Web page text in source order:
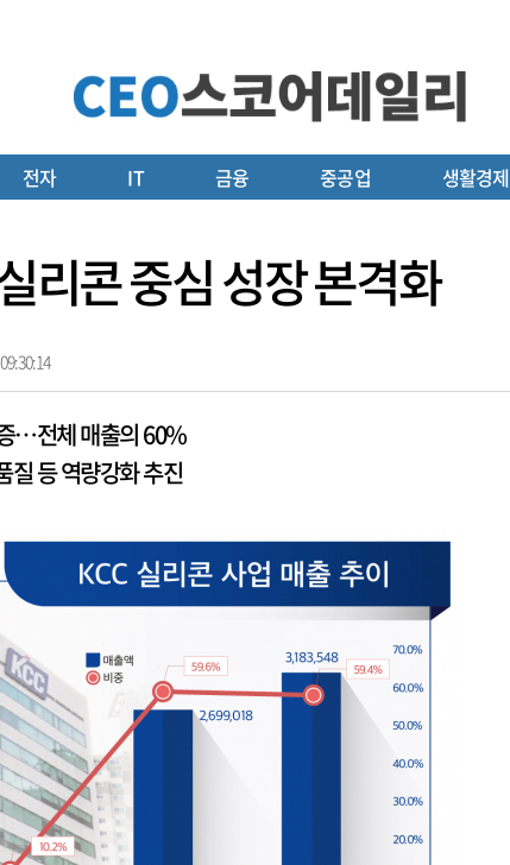
전자 IT 금융 중공업 생활경제
콘 중심 성장 본격화
…전체 매출의 60%
등 역량강화 추진